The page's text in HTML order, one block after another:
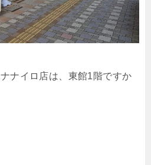
ナイロ店は、東館1階ですか